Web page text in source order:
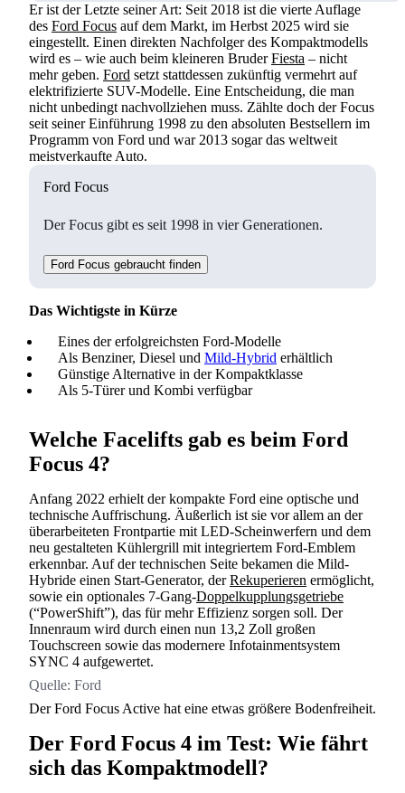
Er ist der Letzte seiner Art: Seit 2018 ist die vierte Auflage
des Ford Focus auf dem Markt, im Herbst 2025 wird sie
eingestellt. Einen direkten Nachfolger des Kompaktmodells
wird es – wie auch beim kleineren BruderFiesta – nicht
mehr geben. Ford setzt stattdessen zukünftig vermehrt auf
elektrifizierte SUV-Modelle. Eine Entscheidung, die man
nicht unbedingt nachvollziehen muss. Zählte doch der Focus
seit seiner Einführung 1998 zu den absoluten Bestsellern im
Programm von Ford und war 2013 sogar das weltweit
meistverkaufte Auto.
Ford Focus
Der Focus gibt es seit 1998 in vier Generationen.
Ford Focus gebraucht finden
Das Wichtigste in Kürze
Eines der erfolgreichsten Ford-Modelle
Als Benziner, Diesel und Mild-Hybrid erhältlich
Günstige Alternative in der Kompaktklasse
Als 5-Türer und Kombi verfügbar
Welche Facelifts gab es beim Ford
Focus 4?
Anfang 2022 erhielt der kompakte Ford eine optische und
technische Auffrischung. Äußerlich ist sie vor allem an der
überarbeiteten Frontpartie mit LED-Scheinwerfern und dem
neu gestalteten Kühlergrill mit integriertem Ford-Emblem
erkennbar. Auf der technischen Seite bekamen die Mild-
Hybride einen Start-Generator, derRekuperieren ermöglicht,
sowie ein optionales 7-Gang-Doppelkupplungsgetriebe
(“PowerShift”), das für mehr Effizienz sorgen soll. Der
Innenraum wird durch einen nun 13,2 Zoll großen
Touchscreen sowie das modernere Infotainmentsystem
SYNC 4 aufgewertet.
Quelle: Ford
Der Ford Focus Active hat eine etwas größere Bodenfreiheit.
Der Ford Focus 4 im Test: Wie fährt
sich das Kompaktmodell?